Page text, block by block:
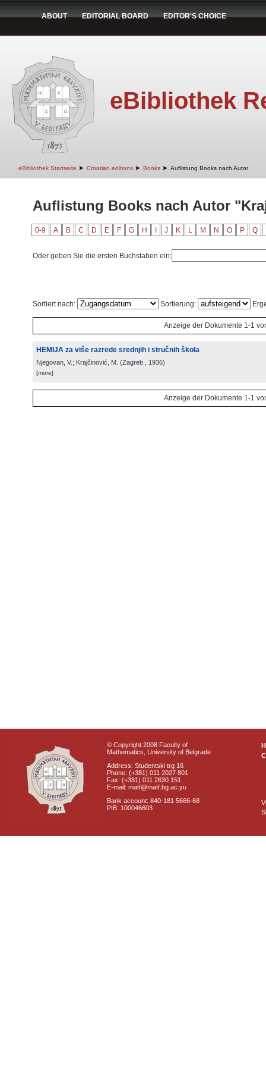
ABOUT EDITORIAL BOARD EDITOR'S CHOICE
eBibliothek
eBibliothek Startseite ➤ Croatian editions ➤ Books ➤ Auflistung Books nach Autor
Auflistung Books nach Autor
0-9 A B C D E F G H J K L M N O P Q
Oder geben Sie die ersten Buchstaben ein:
Sortiert nach: Sortierung:
Anzeige der Dokumente 1-1
HEMIJA za više razrede srednjih i stručnih škola
Njegovan, V.; Krajčinović, M. (Zagreb , 1936)
[more]
Anzeige der Dokumente 1-1
© Copyright 2008 Faculty of
Mathematics, University of Belgrade
Address: Studentski trg 16
Phone: (+381) 011 2027 801
Fax: (+381) 011 2630 151
E-mail: matf@matf.bg.ac.yu
Bank account: 840-181 5666-68
PIB: 100046603